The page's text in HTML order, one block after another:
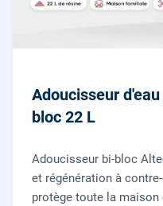
Adoucisseur
bloc 22 L
Adoucisseur bi-bloc
et régénération à
protège toute la